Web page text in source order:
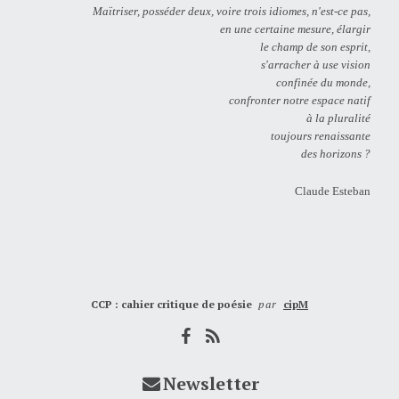
Maïtriser, posséder deux, voire trois idiomes, n'est-ce pas,
en une certaine mesure, élargir
le champ de son esprit,
s'arracher à use vision
confinée du monde,
confronter notre espace natif
à la pluralité
toujours renaissante
des horizons ?
Claude Esteban
CCP : cahier critique de poésie par cipM
Newsletter